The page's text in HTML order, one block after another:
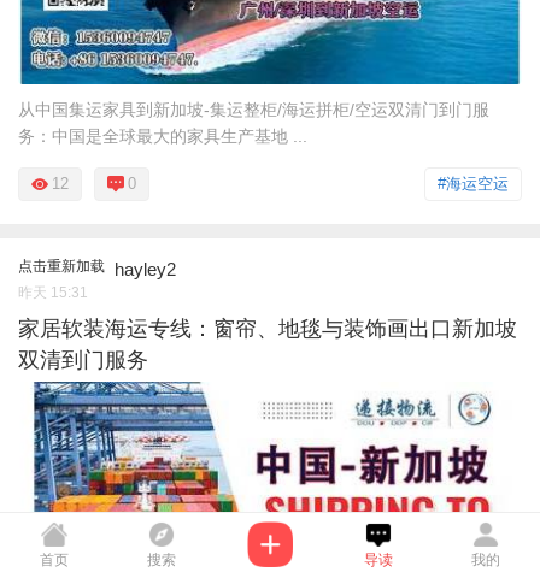
从中国集运家具到新加坡-集运整柜/海运拼柜/空运双清门到门服
务：中国是全球最大的家具生产基地 ...
#海运空运
12 0
点击重新加载 hayley2
昨天 15:31
家居软装海运专线：窗帘、地毯与装饰画出口新加坡
双清到门服务
首页 搜索 导读 我的